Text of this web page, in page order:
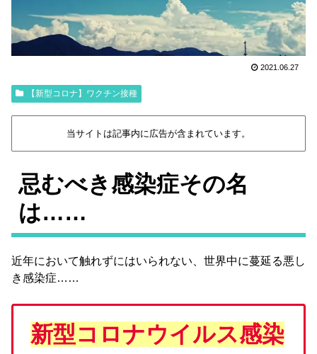
2021.06.27
【新型コロナ】ワクチン接種
当サイトは記事内に広告が含まれています。
忌むべき感染症その名
は……
近年において触れずにはいられない、世界中に蔓延る悪し
き感染症……
新型コロナウイルス感染